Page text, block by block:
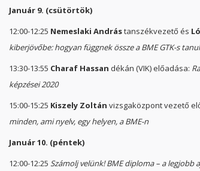
Január 9. (csütörtök)
12:00-12:25 Nemeslaki Andrástanszékvezető és
kiberjövőbe: hogyan függnek össze a BME GTK-s
13:30-13:55 Charaf Hassan dékán (VIK) előadása:
képzései 2020
15:00-15:25 Kiszely Zoltán vizsgaközpont vezető
minden, ami nyelv, egy helyen, a BME-n
Január 10. (péntek)
12:00-12:25 Számolj velünk! BME diploma – a legjobb